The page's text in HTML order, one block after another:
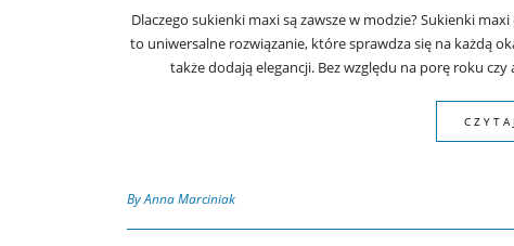
Dlaczego sukienki maxi są zawsze w modzie? Sukienki
to uniwersalne rozwiązanie, które sprawdza się na każdą
także dodają elegancji. Bez względu na porę roku
By Anna Marciniak